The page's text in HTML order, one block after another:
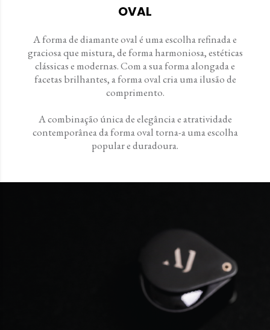
OVAL
A forma de diamante oval é uma escolha refinada e
graciosa que mistura, de forma harmoniosa, estéticas
clássicas e modernas. Com a sua forma alongada e
facetas brilhantes, a forma oval cria uma ilusão de
comprimento.
A combinação única de elegância e atratividade
contemporânea da forma oval torna-a uma escolha
popular e duradoura.